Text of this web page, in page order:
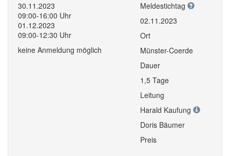
30.11.2023
09:00-16:00 Uhr
01.12.2023
09:00-12:30 Uhr
keine Anmeldung möglich
Meldestichtag
02.11.2023
Ort
Münster-Coerde
Dauer
1,5 Tage
Leitung
Harald Kaufung
Doris Bäumer
Preis